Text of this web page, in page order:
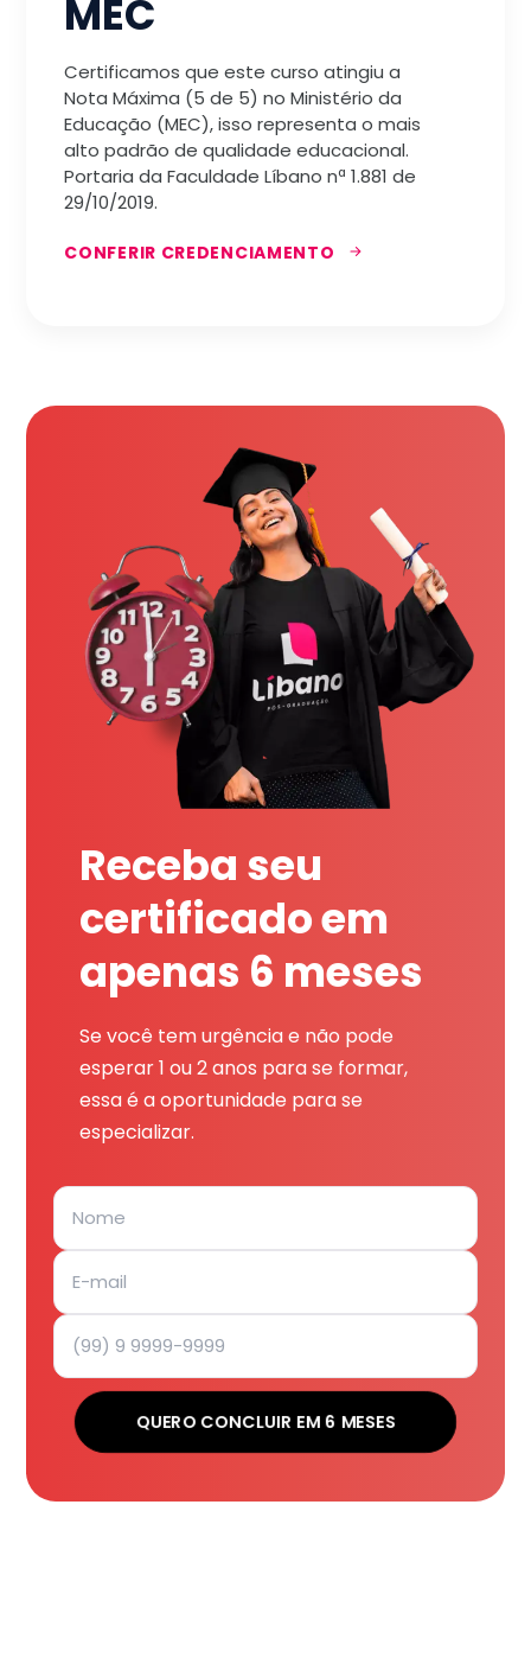
MEC
Certificamos que este curso atingiu a
Nota Máxima (5 de 5) no Ministério da
Educação (MEC), isso representa o mais
alto padrão de qualidade educacional.
Portaria da Faculdade Líbano nª 1.881 de
29/10/2019.
CONFERIR CREDENCIAMENTO
Receba seu
certificado em
apenas 6 meses
Se você tem urgência e não pode
esperar 1 ou 2 anos para se formar,
essa é a oportunidade para se
especializar.
QUERO CONCLUIR EM 6 MESES